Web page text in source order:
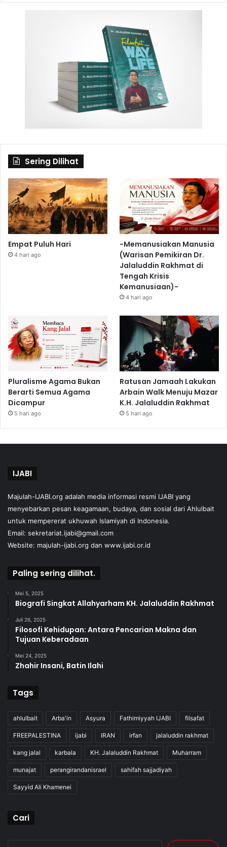
Sering Dilihat
Empat Puluh Hari
4 hari ago
-Memanusiakan Manusia
(Warisan Pemikiran Dr.
Jalaluddin Rakhmat di
Tengah Krisis
Kemanusiaan)-
4 hari ago
Pluralisme Agama Bukan
Berarti Semua Agama
Dicampur
5 hari ago
Ratusan Jamaah Lakukan
Arbain Walk Menuju Mazar
K.H. Jalaluddin Rakhmat
5 hari ago
IJABI
Majulah-IJABI.org adalah media informasi resmi IJABI yang
menyebarkan pesan keagamaan, budaya, dan sosial dari Ahlulbait
untuk mempererat ukhuwah Islamiyah di Indonesia.
Email: sekretariat.ijabi@gmail.com
Website: majulah-ijabi.org dan www.ijabi.or.id
Paling sering dilihat.
Mei 5, 2025
Biografi Singkat Allahyarham KH. Jalaluddin Rakhmat
Juli 26, 2025
Filosofi Kehidupan: Antara Pencarian Makna dan
Tujuan Keberadaan
Mei 24, 2025
Zhahir Insani, Batin Ilahi
Tags
ahlulbait Arba'in Asyura Fathimiyyah IJABI filsafat
FREEPALESTINA ijabi IRAN irfan jalaluddin rakhmat
kang jalal karbala KH. Jalaluddin Rakhmat Muharram
munajat perangirandanisrael sahifah sajjadiyah
Sayyid Ali Khamenei
Cari
Cari